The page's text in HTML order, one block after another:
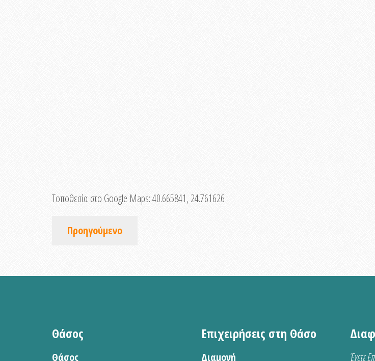
Τοποθεσία στο Google Maps:40.665841, 24.761626
Προηγούμενο
Θάσος
Θάσος
Επιχειρήσεις στη Θάσο
Διαμονή Έχετε